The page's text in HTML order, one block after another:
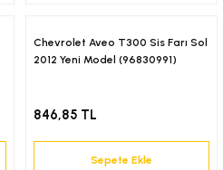
Chevrolet Aveo T300 Sis Farı Sol
2012 Yeni Model (96830991)
846,85 TL
Sepete Ekle